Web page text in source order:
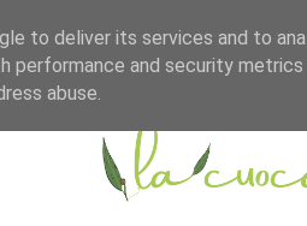
to deliver its services and to
performance and security
abuse.